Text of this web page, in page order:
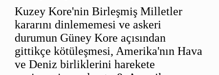
Kuzey Kore'nin Birleşmiş Milletler
kararını dinlememesi ve askeri
durumun Güney Kore açısından
gittikçe kötüleşmesi, Amerika'nın Hava
ve Deniz birliklerini harekete